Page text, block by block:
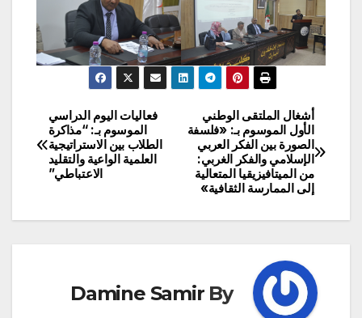
تصفّح
المقالات
فعاليات اليوم الدراسي
الموسوم بـ: “مذاكرة
الطلاب بين الاستراتيجية
العلمية الواعية والتقليد
الاعتباطي”
أشغال الملتقى الوطني
الأول الموسوم بـ: «فلسفة
الصورة بين الفكر العربي
الإسلامي والفكر الغربي:
من الميتافيزيقيا المتعالية
إلى الممارسة الثقافية»
By
Damine Samir